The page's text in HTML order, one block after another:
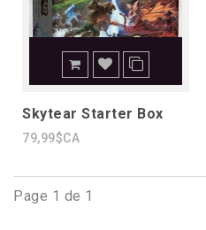
Skytear Starter Box
79,99$CA
Page 1 de 1